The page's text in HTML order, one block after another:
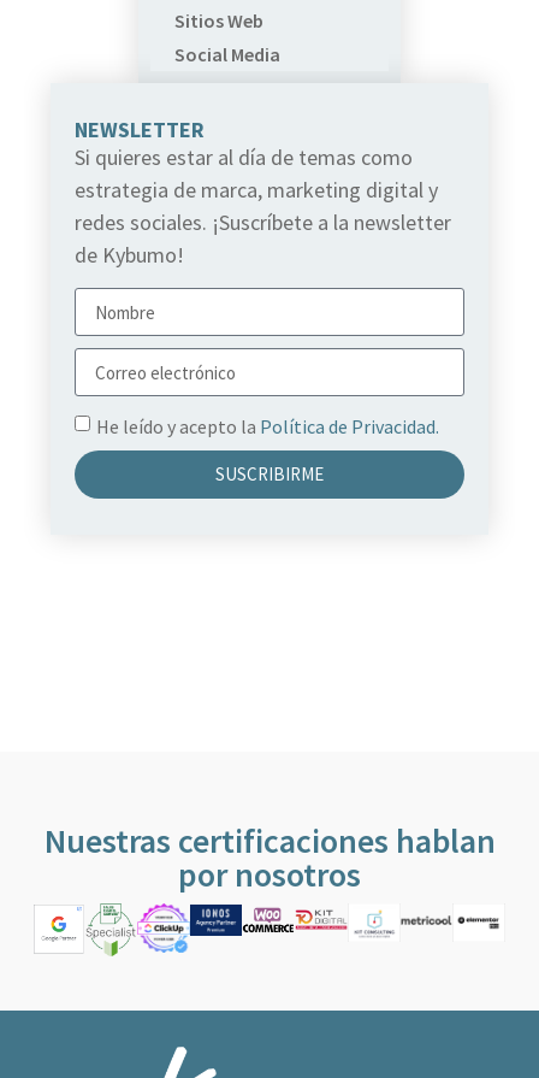
Sitios Web
Social Media
NEWSLETTER
Si quieres estar al día de temas como
estrategia de marca, marketing digital y
redes sociales. ¡Suscríbete a la newsletter
de Kybumo!
He leído y acepto la Política de Privacidad.
SUSCRIBIRME
Nuestras certificaciones hablan
por nosotros